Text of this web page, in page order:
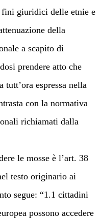
fini giuridici delle etnie e
della
a scapito di
prendere atto che
espressa nella
con la normativa
richiamati dalla
le mosse è l’art. 38
testo originario ai
segue: “1.1 cittadini
possono accedere